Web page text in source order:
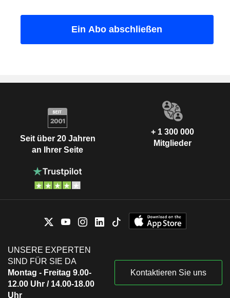
Seit über 20 Jahren
an Ihrer Seite
+ 1 300 000
Mitglieder
UNSERE EXPERTEN
SIND FÜR SIE DA
Montag - Freitag 9.00-
12.00 Uhr / 14.00-18.00
Uhr
Kontaktieren Sie uns